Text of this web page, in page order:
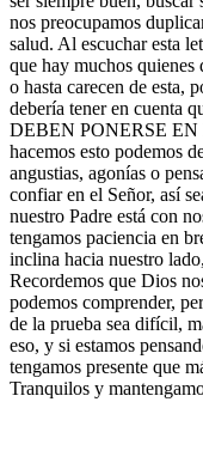
nos preocupamos
salud. Al escuchar esta
que hay muchos
o hasta carecen de esta,
debería tener en
DEBEN PONERSE
hacemos esto podemos
angustias, agonías o
confiar en el Señor, así
nuestro Padre está con
tengamos paciencia en
inclina hacia nuestro
Recordemos que Dios
podemos comprender,
de la prueba sea difícil,
eso, y si estamos
tengamos presente que
Tranquilos y